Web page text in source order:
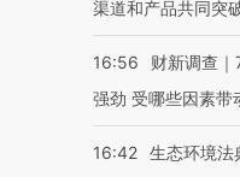
渠道和产品共同突
16:56
财新调查
强劲 受哪些因素带
16:42 生态环境法